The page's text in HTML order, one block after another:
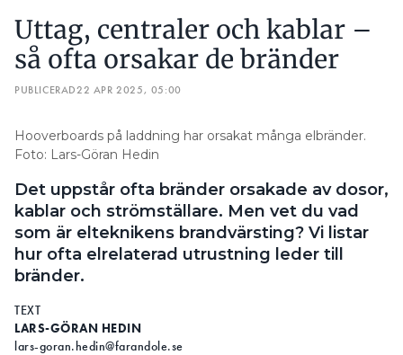
Uttag, centraler och kablar –
så ofta orsakar de bränder
PUBLICERAD22 APR 2025, 05:00
Hooverboards på laddning har orsakat många elbränder.
Foto: Lars-Göran Hedin
Det uppstår ofta bränder orsakade av dosor,
kablar och strömställare. Men vet du vad
som är elteknikens brandvärsting? Vi listar
hur ofta elrelaterad utrustning leder till
bränder.
TEXT
LARS-GÖRAN HEDIN
lars-goran.hedin@farandole.se